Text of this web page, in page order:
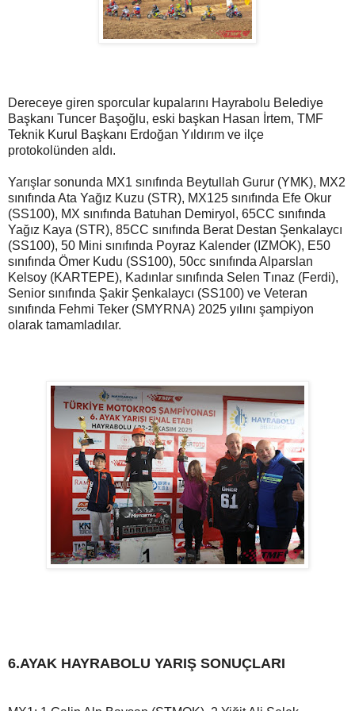
Dereceye giren sporcular kupalarını Hayrabolu Belediye
Başkanı Tuncer Başoğlu, eski başkan Hasan İrtem, TMF
Teknik Kurul Başkanı Erdoğan Yıldırım ve ilçe
protokolünden aldı.
Yarışlar sonunda MX1 sınıfında Beytullah Gurur (YMK), MX2
sınıfında Ata Yağız Kuzu (STR), MX125 sınıfında Efe Okur
(SS100), MX sınıfında Batuhan Demiryol, 65CC sınıfında
Yağız Kaya (STR), 85CC sınıfında Berat Destan Şenkalaycı
(SS100), 50 Mini sınıfında Poyraz Kalender (IZMOK), E50
sınıfında Ömer Kudu (SS100), 50cc sınıfında Alparslan
Kelsoy (KARTEPE), Kadınlar sınıfında Selen Tınaz (Ferdi),
Senior sınıfında Şakir Şenkalaycı (SS100) ve Veteran
sınıfında Fehmi Teker (SMYRNA) 2025 yılını şampiyon
olarak tamamladılar.
6.AYAK HAYRABOLU YARIŞ SONUÇLARI